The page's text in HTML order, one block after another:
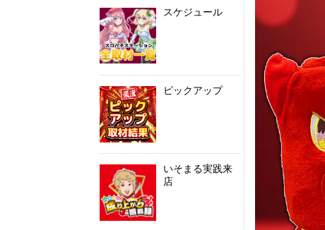
スケジュール
ピックアップ
いそまる実践来
店